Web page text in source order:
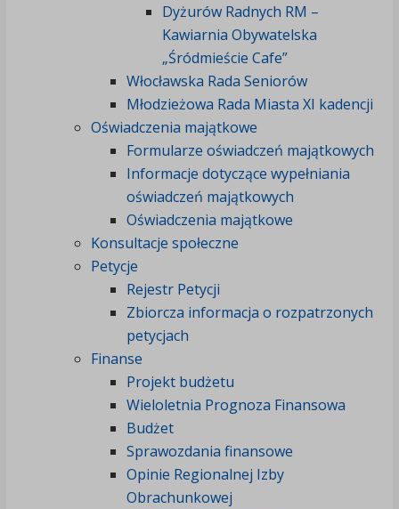
Dyżurów Radnych RM –
Kawiarnia Obywatelska
„Śródmieście Cafe”
Włocławska Rada Seniorów
Młodzieżowa Rada Miasta XI kadencji
Oświadczenia majątkowe
Formularze oświadczeń majątkowych
Informacje dotyczące wypełniania
oświadczeń majątkowych
Oświadczenia majątkowe
Konsultacje społeczne
Petycje
Rejestr Petycji
Zbiorcza informacja o rozpatrzonych
petycjach
Finanse
Projekt budżetu
Wieloletnia Prognoza Finansowa
Budżet
Sprawozdania finansowe
Opinie Regionalnej Izby
Obrachunkowej